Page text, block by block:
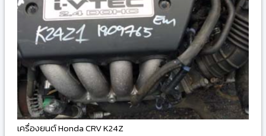
เครื่องยนต์ Honda CRV K24Z